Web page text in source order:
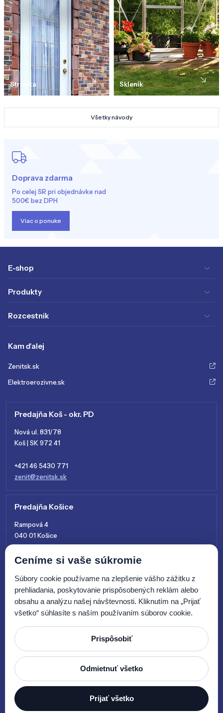
Doprava zdarma
Po celej SR pri objednávke nad
500€ bez DPH
Viac o ponuke
Strieška Skleník
Všetky návody
E-shop
Produkty
Rozcestnik
Kam ďalej
Zenitsk.sk
Elektroerozivne.sk
Predajňa Koš - okr. PD
Nová ul. 831/78
Koš | SK 972 41
+421 46 5430 771
zenit@zenitsk.sk
Predajňa Košice
Rampová 4
040 01 Košice
+421 915 761 028
© 2026 Zenit SK, s.r.o.
Tvorba webových stránok by
Ceníme si vaše súkromie
Súbory cookie používame na zlepšenie vášho zážitku z
prehliadania, poskytovanie prispôsobených reklám alebo
obsahu a analýzu našej návštevnosti. Kliknutím na „Prijať
všetko“ súhlasíte s naším používaním súborov cookie.
Prispôsobiť
Odmietnuť všetko
Prijať všetko